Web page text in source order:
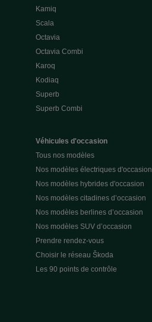
Kamiq
Scala
Octavia
Octavia Combi
Karoq
Kodiaq
Superb
Superb Combi
Véhicules d'occasion
Tous nos modèles
Nos modèles électriques d'occasion
Nos modèles hybrides d'occasion
Nos modèles citadines d’occasion
Nos modèles berlines d’occasion
Nos modèles SUV d’occasion
Prendre rendez-vous
Choisir le réseau Škoda
Les 90 points de contrôle